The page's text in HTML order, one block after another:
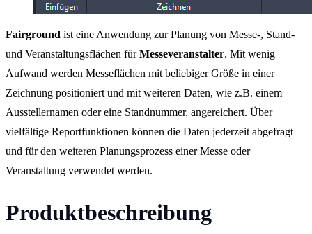
Fairground ist eine Anwendung zur Planung von Messe-, Stand-
und Veranstaltungsflächen fürMesseveranstalter. Mit wenig
Aufwand werden Messeflächen mit beliebiger Größe in einer
Zeichnung positioniert und mit weiteren Daten, wie z.B. einem
Ausstellernamen oder eine Standnummer, angereichert. Über
vielfältige Reportfunktionen können die Daten jederzeit abgefragt
und für den weiteren Planungsprozess einer Messe oder
Veranstaltung verwendet werden.
Produktbeschreibung